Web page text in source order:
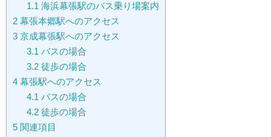
1.1 海浜幕張駅のバス乗り場案内
2 幕張本郷駅へのアクセス
3 京成幕張駅へのアクセス
3.1 バスの場合
3.2徒歩の場合
4 幕張駅へのアクセス
4.1 バスの場合
4.2徒歩の場合
5 関連項目